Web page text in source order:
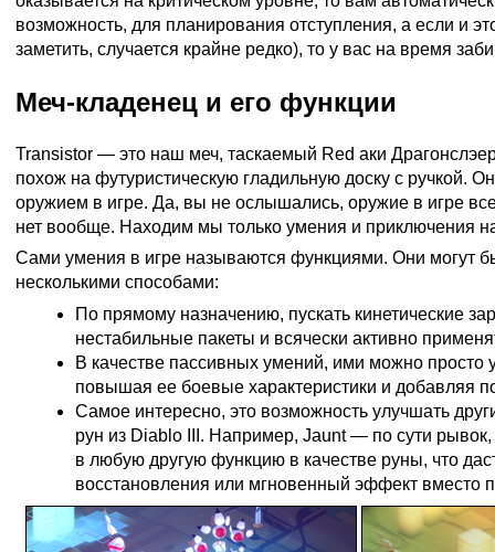
возможность, для планирования отступления, а если и
заметить, случается крайне редко), то у вас на время
Меч-кладенец и его функции
Transistor — это наш меч, таскаемый Red аки
похож на футуристическую гладильную доску с ручкой.
оружием в игре. Да, вы не ослышались, оружие в игре
нет вообще. Находим мы только умения и приключения
Сами умения в игре называются функциями. Они могут
несколькими способами:
По прямому назначению, пускать кинетические
нестабильные пакеты и всячески активно
В качестве пассивных умений, ими можно просто
повышая ее боевые характеристики и добавляя
Самое интересно, это возможность улучшать
рун из Diablo III. Например, Jaunt — по сути
в любую другую функцию в качестве руны, что
восстановления или мгновенный эффект вместо